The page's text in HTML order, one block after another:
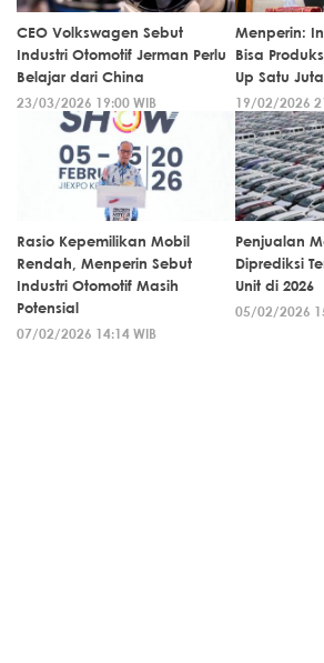
CEO Volkswagen Sebut
Industri Otomotif Jerman Perlu
Belajar dari China
23/03/2026 19:00 WIB
Menperin:
Bisa
Up Satu
19/02/2026
Rasio Kepemilikan Mobil
Rendah, Menperin Sebut
Industri Otomotif Masih
Potensial
07/02/2026 14:14 WIB
Penjualan
Diprediksi
Unit di 2026
05/02/2026